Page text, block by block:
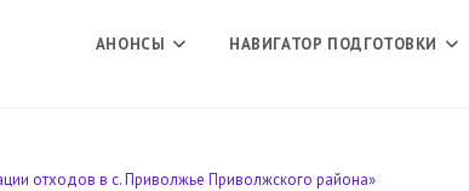
АНОНСЫ НАВИГАТОР ПОДГОТОВКИ
отходов в с. Приволжье Приволжского района»